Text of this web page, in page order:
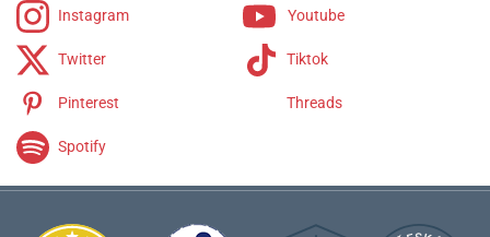
Instagram Youtube
Twitter Tiktok
Pinterest Threads
Spotify